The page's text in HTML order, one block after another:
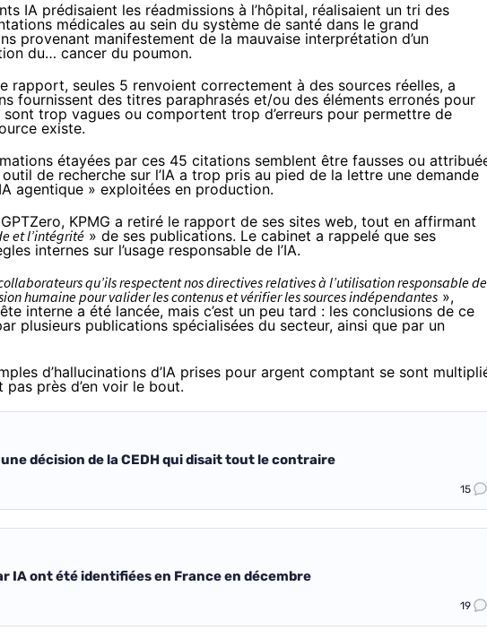
IA prédisaient les réadmissions à l’hôpital, réalisaient un tri des
médicales au sein du système de santé dans le grand
provenant manifestement de la mauvaise interprétation d’un
du… cancer du poumon.
rapport, seules 5 renvoient correctement à des sources réelles, a
fournissent des titres paraphrasés et/ou des éléments erronés pour
sont trop vagues ou comportent trop d’erreurs pour permettre de
existe.
étayées par ces 45 citations semblent être fausses ou
de recherche sur l’IA a trop pris au pied de la lettre une demande
agentique » exploitées en production.
KPMG a retiré le rapport de ses sites web, tout en affirmant
et l’intégrité » de ses publications. Le cabinet a rappelé que ses
internes sur l’usage responsable de l’IA.
qu’ils respectent nos directives relatives à l’utilisation responsable de
humaine pour valider les contenus et vérifier les sources indépendantes »,
interne a été lancée, mais c’est un peu tard : les conclusions de ce
plusieurs publications spécialisées du secteur, ainsi que par un
d’hallucinations d’IA prises pour argent comptant se sont
pas près d’en voir le bout.
décision de la CEDH qui disait tout le contraire
15
IA ont été identifiées en France en décembre
19